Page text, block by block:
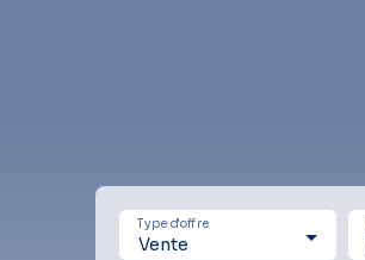
Vente
Type d'offre